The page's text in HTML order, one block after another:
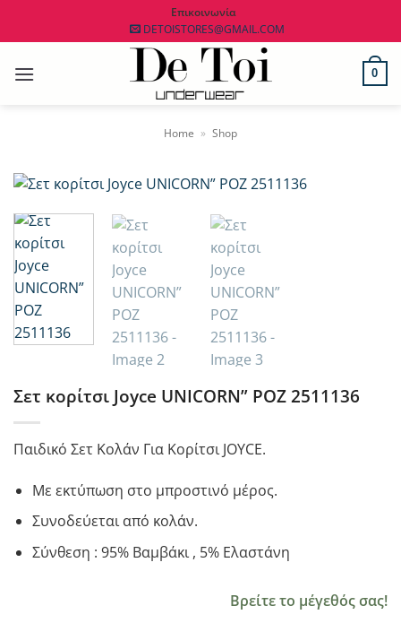
Επικοινωνία
DETOISTORES@GMAIL.COM
0
Home » Shop
Σετ κορίτσι Joyce UNICORN” ΡΟΖ 2511136
Παιδικό Σετ Κολάν Για Κορίτσι JOYCE.
Με εκτύπωση στο μπροστινό μέρος.
Συνοδεύεται από κολάν.
Σύνθεση : 95% Βαμβάκι , 5% Ελαστάνη
Βρείτε το μέγεθός σας!